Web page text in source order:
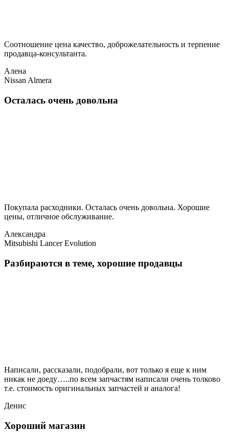
Соотношение цена качество, доброжелательность и терпение
продавца-консультанта.
Алена
Nissan Almera
Осталась очень довольна
Покупала расходники. Осталась очень довольна. Хорошие
цены, отличное обслуживание.
Александра
Mitsubishi Lancer Evolution
Разбираются в теме, хорошие продавцы
Написали, рассказали, подобрали, вот только я еще к ним
никак не доеду…..по всем запчастям написали очень толково
т.е. стоимость оригинальных запчастей и аналога!
Денис
Хороший магазин